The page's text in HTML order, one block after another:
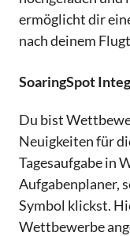
ermöglicht dir
nach deinem
SoaringSpot
Du bist
Neuigkeiten für
Tagesaufgabe in
Aufgabenplaner,
Symbol klickst.
Wettbewerbe